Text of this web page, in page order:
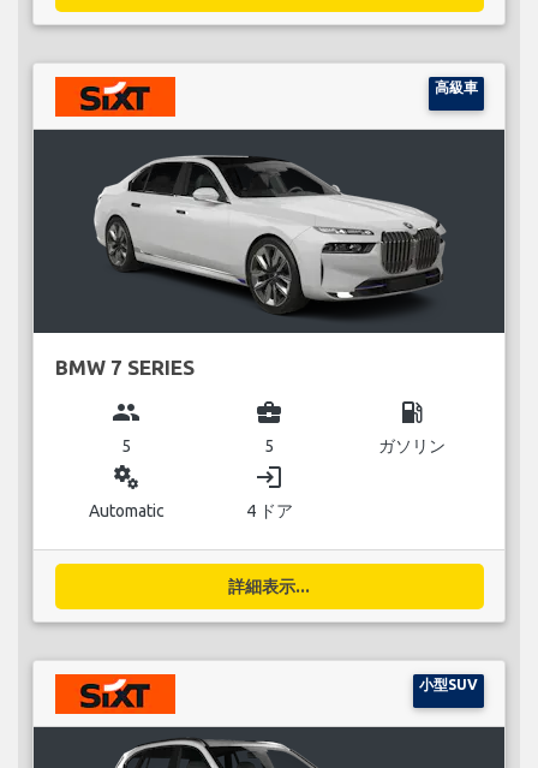
高級車
BMW 7 SERIES
group
5
business_center
5
local_gas_station
ガソリン
miscellaneous_services
Automatic
login
4 ドア
詳細表示...
小型SUV